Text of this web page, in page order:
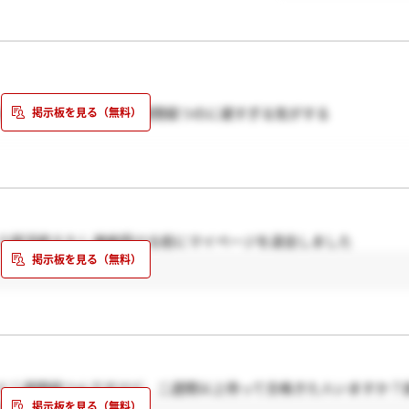
るけど、もうすぐ2週間経つのに遅すぎる気がする
活終えたし連絡受ける前にマイページを退会しました
週間経つんですけど、二週間以上待って合格きた人いますか？